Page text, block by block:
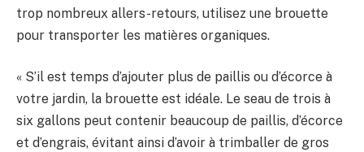
trop nombreux allers-retours, utilisez une brouette
pour transporter les matières organiques.
« S’il est temps d’ajouter plus de paillis ou d’écorce à
votre jardin, la brouette est idéale. Le seau de trois à
six gallons peut contenir beaucoup de paillis, d’écorce
et d’engrais, évitant ainsi d’avoir à trimballer de gros